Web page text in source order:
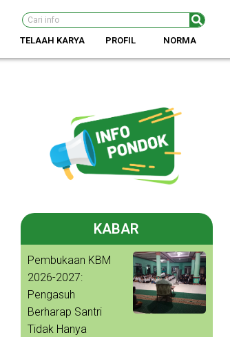
Search
TELAAH KARYA PROFIL NORMA
KABAR
Pembukaan KBM
2026-2027:
Pengasuh
Berharap Santri
Tidak Hanya